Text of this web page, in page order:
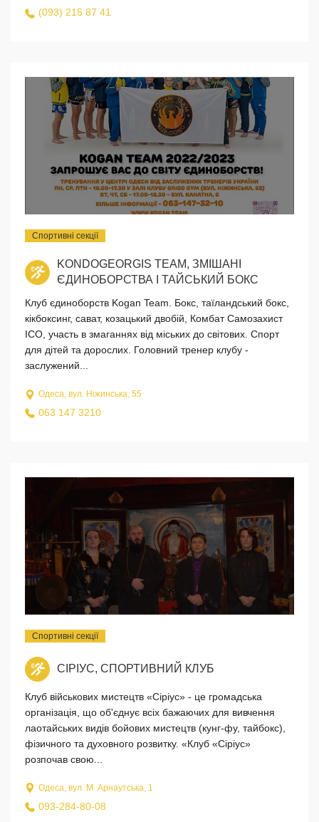
(093) 215 87 41
Спортивні секції
KONDOGEORGIS TEAM, ЗМІШАНІ
ЄДИНОБОРСТВА І ТАЙСЬКИЙ БОКС
Клуб єдиноборств Kogan Team. Бокс, таїландський бокс,
кікбоксинг, сават, козацький двобій, Комбат Самозахист
ICO, участь в змаганнях від міських до світових. Спорт
для дітей та дорослих. Головний тренер клубу -
заслужений...
Одеса, вул. Ніжинська, 55
063 147 3210
Спортивні секції
СІРІУС, СПОРТИВНИЙ КЛУБ
Клуб військових мистецтв «Сіріус» - це громадська
організація, що об'єднує всіх бажаючих для вивчення
лаотайських видів бойових мистецтв (кунг-фу, тайбокс),
фізичного та духовного розвитку. «Клуб «Сіріус»
розпочав свою...
Одеса, вул. М. Арнаутська, 1
093-284-80-08